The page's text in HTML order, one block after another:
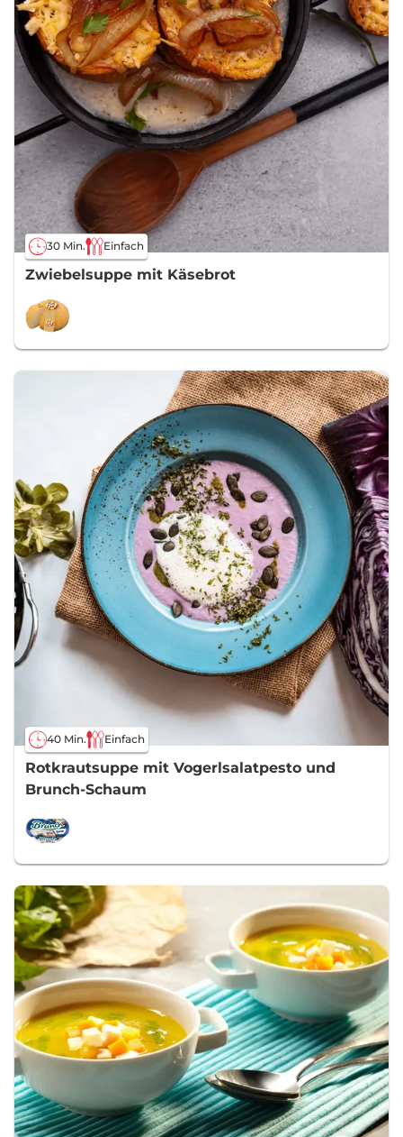
30 Min. Einfach
Zwiebelsuppe mit Käsebrot
40 Min. Einfach
Rotkrautsuppe mit Vogerlsalatpesto und
Brunch-Schaum